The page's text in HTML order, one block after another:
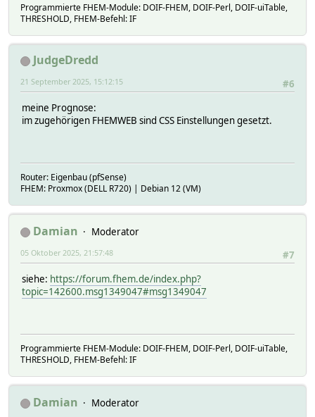
Programmierte FHEM-Module: DOIF-FHEM, DOIF-Perl, DOIF-uiTable,
THRESHOLD, FHEM-Befehl: IF
JudgeDredd
#6
21 September 2025, 15:12:15
meine Prognose:
im zugehörigen FHEMWEB sind CSS Einstellungen gesetzt.
Router: Eigenbau (pfSense)
FHEM: Proxmox (DELL R720) | Debian 12 (VM)
Damian
Moderator
#7
05 Oktober 2025, 21:57:48
siehe: https://forum.fhem.de/index.php?
topic=142600.msg1349047#msg1349047
Programmierte FHEM-Module: DOIF-FHEM, DOIF-Perl, DOIF-uiTable,
THRESHOLD, FHEM-Befehl: IF
Damian
Moderator